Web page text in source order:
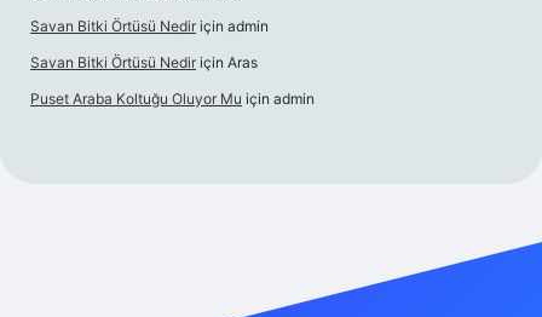
Savan Bitki Örtüsü Nedir için admin
Savan Bitki Örtüsü Nedir için Aras
Puset Araba Koltuğu Oluyor Mu için admin